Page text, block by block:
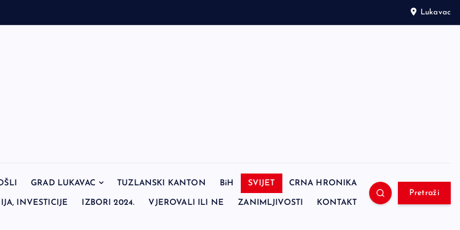
Lukavac
GRAD LUKAVAC TUZLANSKI KANTON BiH SVIJET CRNA HRONIKA
INVESTICIJE IZBORI 2024. VJEROVALI ILI NE ZANIMLJIVOSTI KONTAKT
Pretraži